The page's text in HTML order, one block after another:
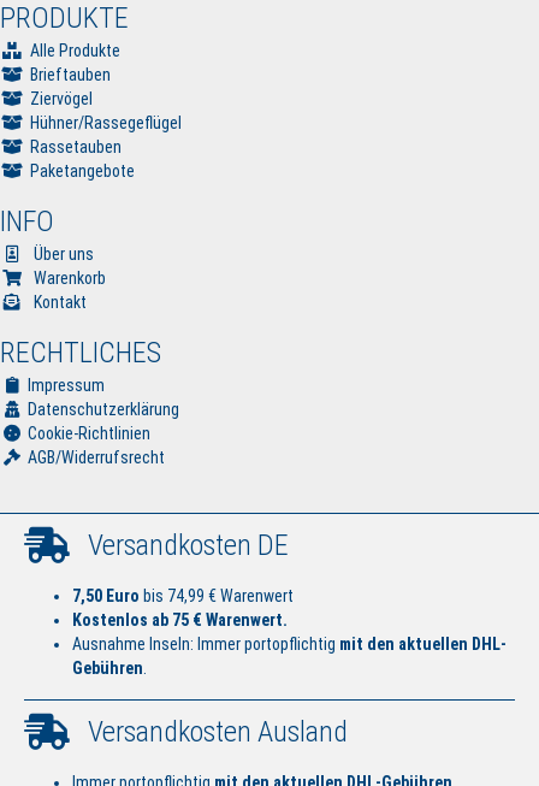
PRODUKTE
Alle Produkte
Brieftauben
Ziervögel
Hühner/Rassegeflügel
Rassetauben
Paketangebote
INFO
Über uns
Warenkorb
Kontakt
RECHTLICHES
Impressum
Datenschutzerklärung
Cookie-Richtlinien
AGB/Widerrufsrecht
Versandkosten DE
7,50 Euro bis 74,99 € Warenwert
Kostenlos ab 75 € Warenwert.
Ausnahme Inseln: Immer portopflichtig mit den aktuellen DHL-
Gebühren
Versandkosten Ausland